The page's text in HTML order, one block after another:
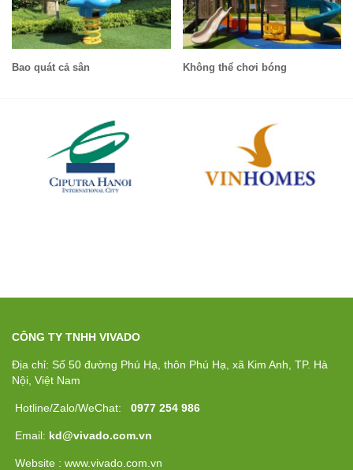
Bao quát cả sân Không thể chơi bóng
CÔNG TY TNHH VIVADO
Địa chỉ: Số 50 đường Phú Hạ, thôn Phú Hạ, xã Kim Anh, TP. Hà
Nội, Việt Nam
Hotline/Zalo/WeChat: 0977 254 986
Email: kd@vivado.com.vn
Website : www.vivado.com.vn